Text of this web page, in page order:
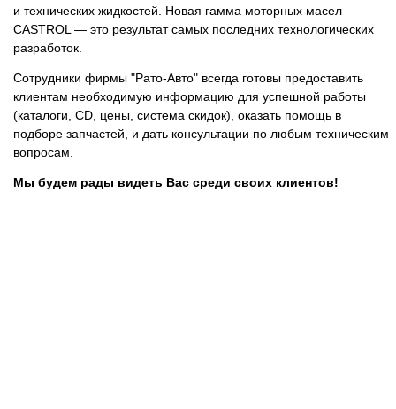
и технических жидкостей. Новая гамма моторных масел
CASTROL — это результат самых последних технологических
разработок.
Сотрудники фирмы "Рато-Авто" всегда готовы предоставить
клиентам необходимую информацию для успешной работы
(каталоги, CD, цены, система скидок), оказать помощь в
подборе запчастей, и дать консультации по любым техническим
вопросам.
Мы будем рады видеть Вас среди своих клиентов!